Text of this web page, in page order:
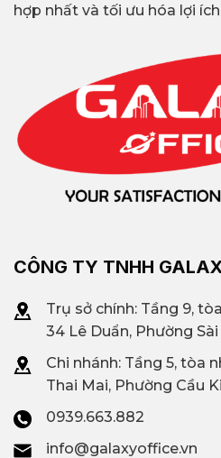
hợp nhất và tối ưu hóa lợi
CÔNG TY TNHH
Trụ sở chính: Tầng 9,
34 Lê Duẩn, Phường Sài
Chi nhánh: Tầng 5, tòa
Thai Mai, Phường Cầu
0939.663.882
info@galaxyoffice.vn